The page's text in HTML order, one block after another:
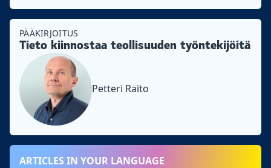
PÄÄKIRJOITUS
Tieto kiinnostaa teollisuuden työntekijöitä
Petteri Raito
ARTICLES IN YOUR LANGUAGE